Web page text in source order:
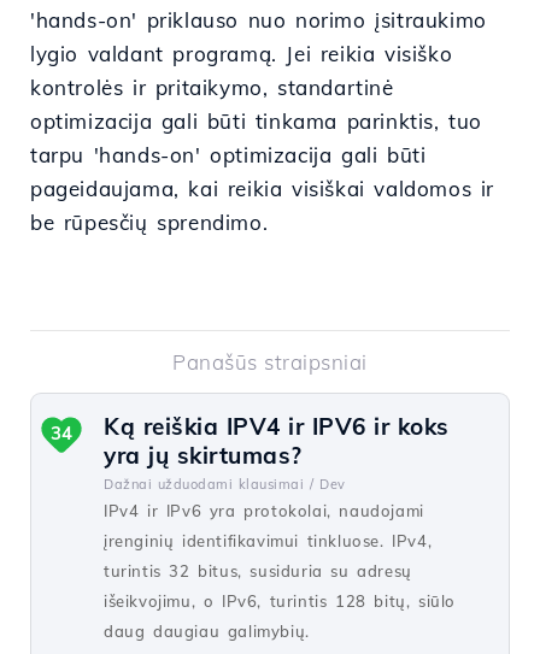
'hands-on' priklauso nuo norimo įsitraukimo
lygio valdant programą. Jei reikia visiško
kontrolės ir pritaikymo, standartinė
optimizacija gali būti tinkama parinktis, tuo
tarpu 'hands-on' optimizacija gali būti
pageidaujama, kai reikia visiškai valdomos ir
be rūpesčių sprendimo.
Panašūs straipsniai
Ką reiškia IPV4 ir IPV6 ir koks
yra jų skirtumas?
Dažnai užduodami klausimai / Dev
IPv4 ir IPv6 yra protokolai, naudojami
įrenginių identifikavimui tinkluose. IPv4,
turintis 32 bitus, susiduria su adresų
išeikvojimu, o IPv6, turintis 128 bitų, siūlo
daug daugiau galimybių.
34